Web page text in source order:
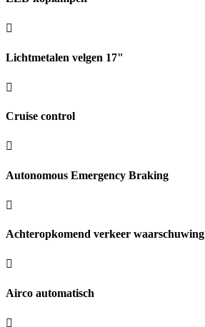
Lichtmetalen velgen 17"
Cruise control
Autonomous Emergency Braking
Achteropkomend verkeer waarschuwing
Airco automatisch